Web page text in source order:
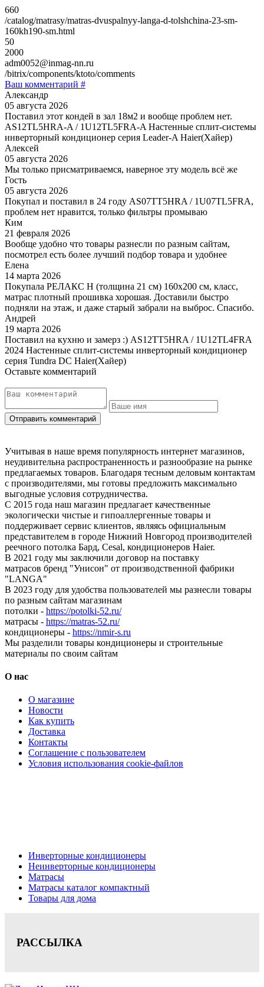
660
/catalog/matrasy/matras-dvuspalnyy-langa-d-tolshchina-23-sm-
160kh190-sm.html
50
2000
adm0052@inmag-nn.ru
/bitrix/components/ktoto/comments
Ваш комментарий #
Александр
05 августа 2026
Поставил этот кондей в зал 18м2 и вообще проблем нет.
AS12TL5HRA-A / 1U12TL5FRA-A Настенные сплит-системы
инверторный кондиционер серия Leader-A Haier(Хайер)
Алексей
05 августа 2026
Мы только присматриваемся, наверное эту модель всё же
Гость
05 августа 2026
Покупал и поставил в 24 году AS07TT5HRA / 1U07TL5FRA,
проблем нет нравится, только фильтры промываю
Ким
21 февраля 2026
Вообще удобно что товары разнесли по разным сайтам,
посмотрел есть более лучший подбор товара и удобнее
Елена
14 марта 2026
Покупала РЕЛАКС Н (толщина 21 см) 160х200 см, класс,
матрас плотный прошивка хорошая. Доставили быстро
подняли на этаж, и даже старый забрали на выброс. Спасибо.
Андрей
19 марта 2026
Поставил на кухню и замерз :) AS12TT5HRA / 1U12TL4FRA
2024 Настенные сплит-системы инверторный кондиционер
серия Tundra DC Haier(Хайер)
Оставьте комментарий
Учитывая в наше время популярность интернет магазинов,
неудивительна распространенность и разнообразие на рынке
предлагаемых товаров. Благодаря тесным деловым контактам
с производителями, мы готовы предложить максимально
выгодные условия сотрудничества.
С 2015 года наш магазин предлагает качественные
экологически чистые и гипоаллергенные товары и
поддерживает сервис клиентов, являясь официальным
представителем в городе Нижний Новгород производителей
реечного потолка Бард, Cesal, кондиционеров Haier.
В 2021 году мы заключили договор на поставку
матрасов бренд "Унисон" от производственной фабрики
"LANGA"
В 2023 году для удобства пользователей мы разнесли товары
по разным сайтам магазинам
потолки - https://potolki-52.ru/
матрасы - https://matras-52.ru/
кондиционеры - https://nmir-s.ru
Мы разделили товары кондиционеры и строительные
материалы по своим сайтам
О нас
О магазине
Новости
Как купить
Доставка
Контакты
Соглашение с пользователем
Условия использования cookie-файлов
Инверторные кондиционеры
Неинверторные кондиционеры
Матрасы
Матрасы каталог компактный
Товары для дома
РАССЫЛКА